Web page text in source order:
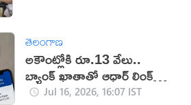
తెలంగాణ
అకౌంట్లోకి రూ.13 వేలు..
బ్యాంక్ ఖాతాతో ఆధార్ లింక్
తప్పనిసరి!
Jul 16, 2026, 16:07 IST